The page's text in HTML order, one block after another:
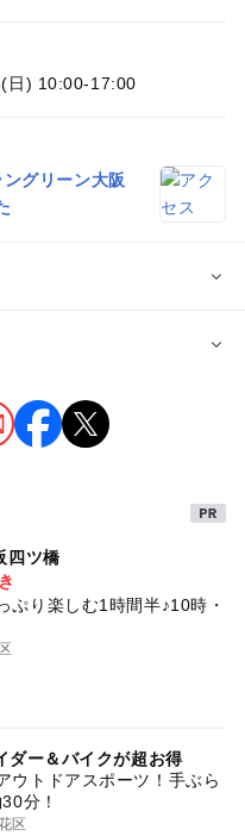
日) 10:00-17:00
ングリーン大阪
中学生･高校生
ベント
力アップ
四ツ橋
ぷり楽しむ1時間半♪10時・
ダー＆バイクが超お得
ウトドアスポーツ！手ぶら
分！
区